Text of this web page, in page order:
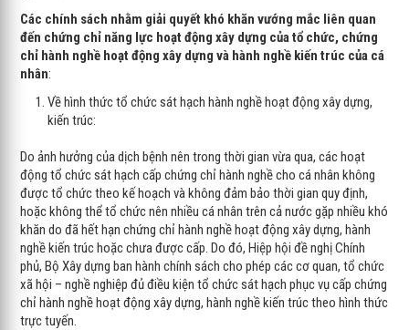
Các chính sách nhằm giải quyết khó khăn vướng mắc liên quan
đến chứng chỉ năng lực hoạt động xây dựng của tổ chức, chứng
chỉ hành nghề hoạt động xây dựng và hành nghề kiến trúc của cá
nhân:
Về hình thức tổ chức sát hạch hành nghề hoạt động xây dựng,
kiến trúc:
Do ảnh hưởng của dịch bệnh nên trong thời gian vừa qua, các hoạt
động tổ chức sát hạch cấp chứng chỉ hành nghề cho cá nhân không
được tổ chức theo kế hoạch và không đảm bảo thời gian quy định,
hoặc không thể tổ chức nên nhiều cá nhân trên cả nước gặp nhiều khó
khăn do đã hết hạn chứng chỉ hành nghề hoạt động xây dựng, hành
nghề kiến trúc hoặc chưa được cấp. Do đó, Hiệp hội đề nghị Chính
phủ, Bộ Xây dựng ban hành chính sách cho phép các cơ quan, tổ chức
xã hội – nghề nghiệp đủ điều kiện tổ chức sát hạch phục vụ cấp chứng
chỉ hành nghề hoạt động xây dựng, hành nghề kiến trúc theo hình thức
trực tuyến.